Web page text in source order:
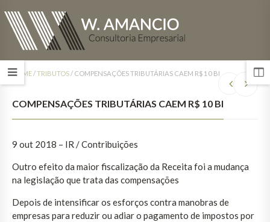
HOME/TRIBUTOS/ COMPENSAÇÕES TRIBUTÁRIAS CAEM R$ 10 BI
COMPENSAÇÕES TRIBUTÁRIAS CAEM R$ 10 BI
9 out 2018 – IR / Contribuições
Outro efeito da maior fiscalização da Receita foi a mudança
na legislação que trata das compensações
Depois de intensificar os esforços contra manobras de
empresas para reduzir ou adiar o pagamento de impostos por